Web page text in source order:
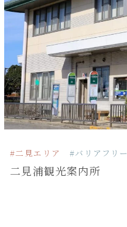
#二見エリア #バリアフリー
二見浦観光案内所